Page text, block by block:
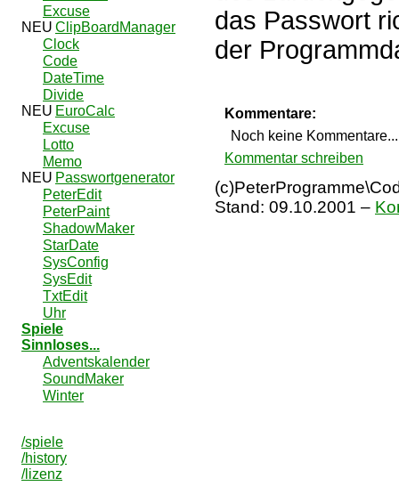
Excuse
ClipBoardManager
Clock
Code
DateTime
Divide
EuroCalc
Excuse
Lotto
Memo
Passwortgenerator
PeterEdit
PeterPaint
ShadowMaker
StarDate
SysConfig
SysEdit
TxtEdit
Uhr
Spiele
Sinnloses...
Adventskalender
SoundMaker
Winter
/spiele
/history
/lizenz
das Passwort
der
Kommentare:
Noch keine Kommentare...
Kommentar schreiben
Stand: 09.10.2001 –